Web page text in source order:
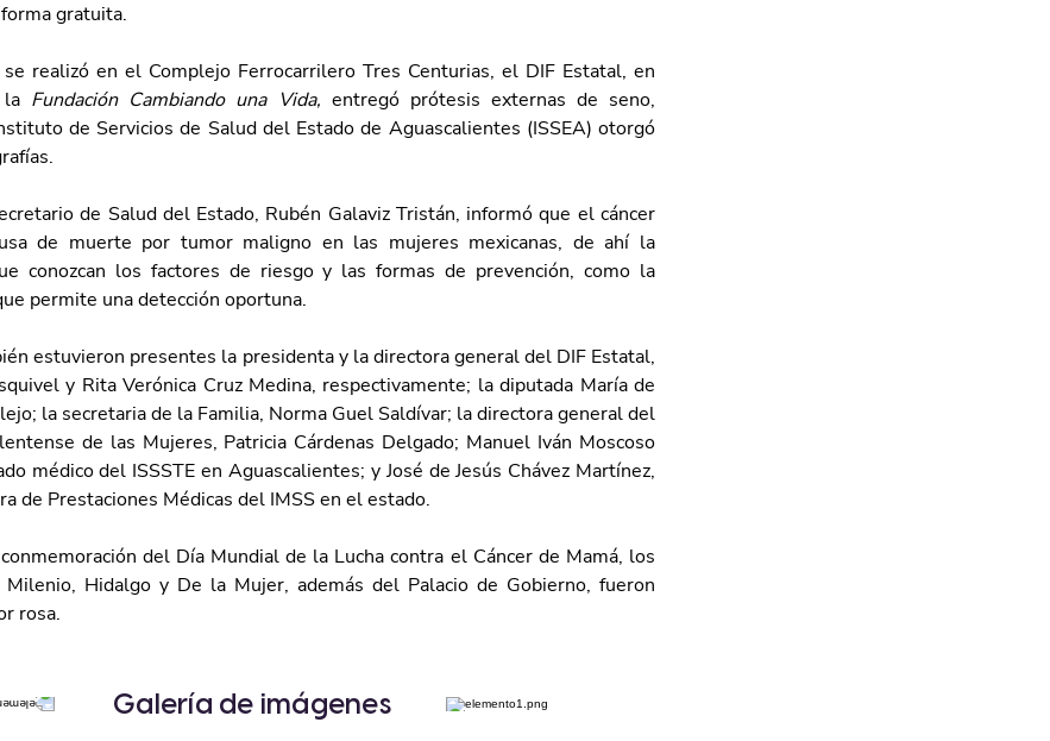
gratuita.
realizó en el Complejo Ferrocarrilero Tres Centurias, el DIF Estatal, en
la Fundación Cambiando una Vida, entregó prótesis externas de seno,
de Servicios de Salud del Estado de Aguascalientes (ISSEA) otorgó
de Salud del Estado, Rubén Galaviz Tristán, informó que el cáncer
de muerte por tumor maligno en las mujeres mexicanas, de ahí la
conozcan los factores de riesgo y las formas de prevención, como la
permite una detección oportuna.
estuvieron presentes la presidenta y la directora general del DIF Estatal,
y Rita Verónica Cruz Medina, respectivamente; la diputada María de
la secretaria de la Familia, Norma Guel Saldívar; la directora general del
de las Mujeres, Patricia Cárdenas Delgado; Manuel Iván Moscoso
médico del ISSSTE en Aguascalientes; y José de Jesús Chávez Martínez,
de Prestaciones Médicas del IMSS en el estado.
del Día Mundial de la Lucha contra el Cáncer de Mamá, los
Milenio, Hidalgo y De la Mujer, además del Palacio de Gobierno, fueron
rosa.
Galería de imágenes